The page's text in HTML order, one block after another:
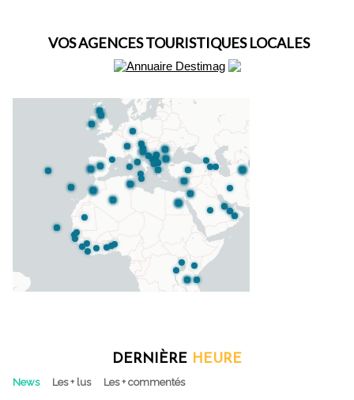
VOS AGENCES TOURISTIQUES LOCALES
DERNIÈRE HEURE
News Les + lus Les + commentés